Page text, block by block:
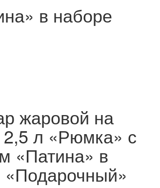
в наборе
жаровой на
2,5 л «Рюмка» с
«Патина» в
«Подарочный»